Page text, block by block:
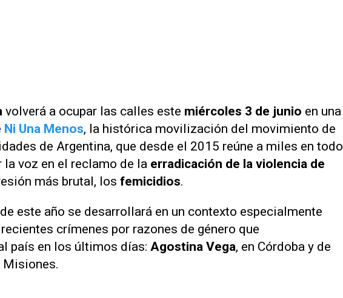
volverá a ocupar las calles este miércoles 3 de junio en una
Ni Una Menos, la histórica movilización del movimiento de
de Argentina, que desde el 2015 reúne a miles en todo
la voz en el reclamo de la erradicación de la violencia de
más brutal, los femicidios.
este año se desarrollará en un contexto especialmente
crímenes por razones de género que
país en los últimos días: Agostina Vega, en Córdoba y de
Misiones.